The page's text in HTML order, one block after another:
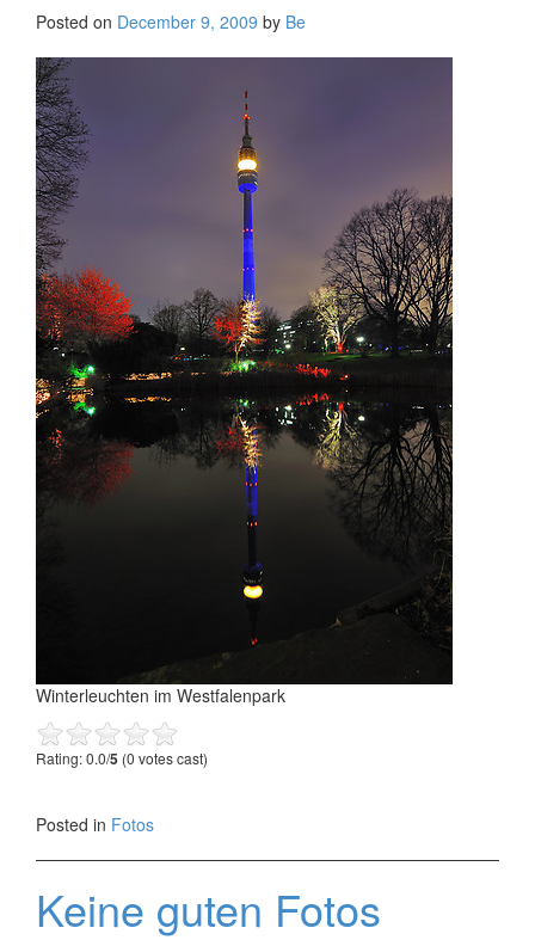
Posted on December 9, 2009 by Be
Winterleuchten im Westfalenpark
Rating: 0.0/5 (0 votes cast)
Posted in Fotos
Keine guten Fotos